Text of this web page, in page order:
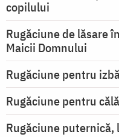
copilului
Rugăciune de lăsare
Maicii Domnului
Rugăciune pentru
Rugăciune pentru
Rugăciune puternică,